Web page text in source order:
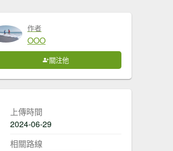
作者
OOO
關注他
上傳時間
2024-06-29
相關路線